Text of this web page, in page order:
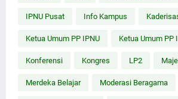
IPNU Pusat Info Kampus
Ketua Umum PP IPNU Ketua Umum PP
Konferensi Kongres LP2
Merdeka Belajar Moderasi Beragama